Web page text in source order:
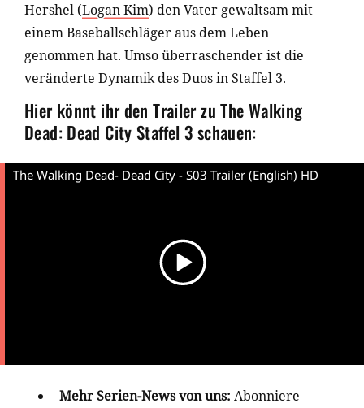
Hershel (Logan Kim) den Vater gewaltsam mit
einem Baseballschläger aus dem Leben
genommen hat. Umso überraschender ist die
veränderte Dynamik des Duos in Staffel 3.
Hier könnt ihr den Trailer zu The Walking
Dead: Dead City Staffel 3 schauen:
The Walking Dead- Dead City - S03 Trailer (English) HD
Mehr Serien-News von uns: Abonniere